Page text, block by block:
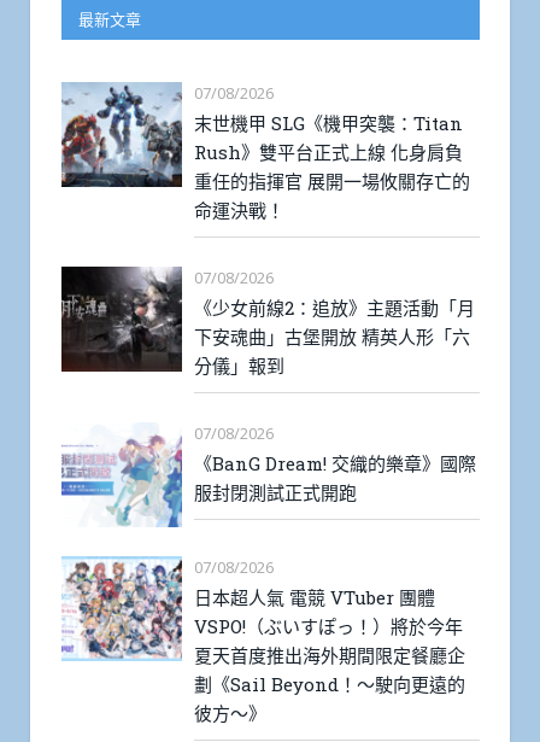
最新文章
07/08/2026
末世機甲 SLG《機甲突襲：Titan
Rush》雙平台正式上線 化身肩負
重任的指揮官 展開一場攸關存亡的
命運決戰！
07/08/2026
《少女前線2：追放》主題活動「月
下安魂曲」古堡開放 精英人形「六
分儀」報到
07/08/2026
《BanG Dream! 交織的樂章》國際
服封閉測試正式開跑
07/08/2026
日本超人氣 電競 VTuber 團體
VSPO!（ぶいすぽっ！）將於今年
夏天首度推出海外期間限定餐廳企
劃《Sail Beyond！～駛向更遠的
彼方～》